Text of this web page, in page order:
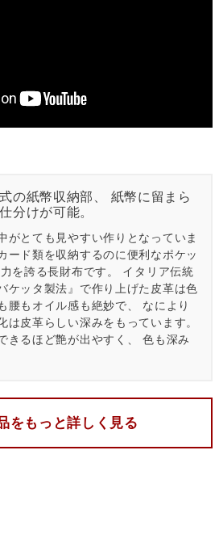
の紙幣収納部、 紙幣に留まら
分けが可能。
がとても見やすい作りとなっていま
ード類を収納するのに便利なポケッ
を誇る長財布です。 イタリア伝統
ケッタ製法』で作り上げた皮革は色
腰もオイル感も絶妙で、 なにより
は皮革らしい深みをもっています。
きるほど艶が出やすく、 色も深み
をもっと詳しく見る